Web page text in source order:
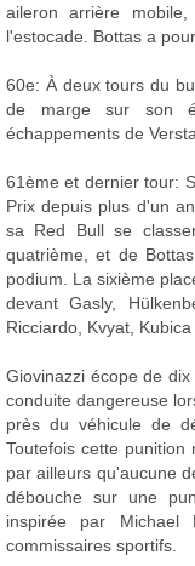
aileron arrière
l'estocade. Bottas a
60e: À deux tours du
de marge sur son
échappements de
61ème et dernier tour:
Prix depuis plus d'un
sa Red Bull se
quatrième, et de
podium. La sixième
devant Gasly,
Ricciardo, Kvyat,
Giovinazzi écope de
conduite dangereuse
près du véhicule de
Toutefois cette
par ailleurs qu'aucune
débouche sur une
inspirée par
commissaires sportifs.